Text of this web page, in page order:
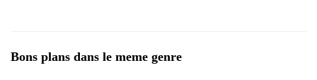
Bons plans dans le meme genre